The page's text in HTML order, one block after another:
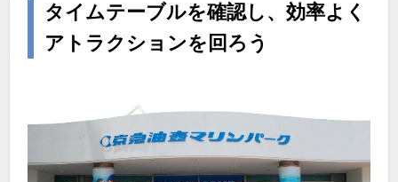
タイムテーブルを確認し、効率よく
アトラクションを回ろう